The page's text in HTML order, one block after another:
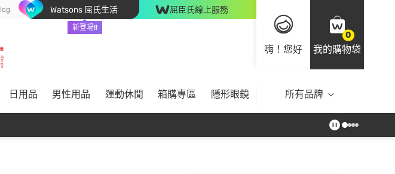
Watsons 屈氏生活
新登場!!
屈臣氏線上服務
嗨！您好
0
我的購物袋
日用品 男性用品 運動休閒 箱購專區 隱形眼鏡 所有品牌